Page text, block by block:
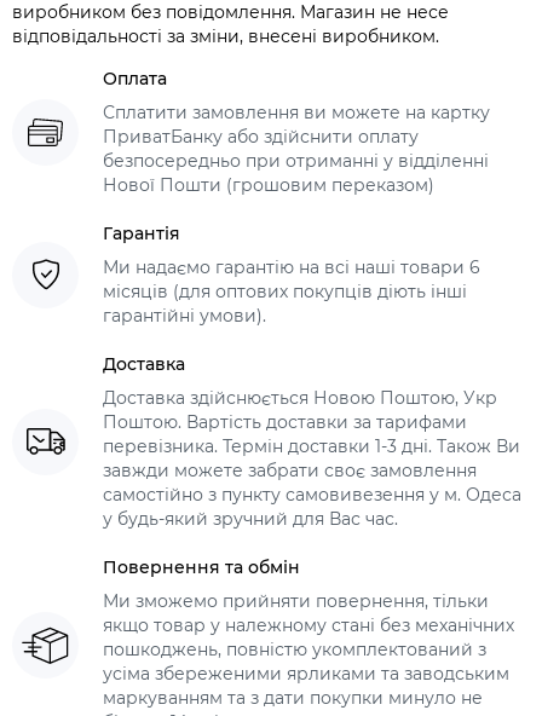
виробником без повідомлення. Магазин не несе
відповідальності за зміни, внесені виробником.
Оплата
Сплатити замовлення ви можете на картку
ПриватБанку або здійснити оплату
безпосередньо при отриманні у відділенні
Нової Пошти (грошовим переказом)
Гарантія
Ми надаємо гарантію на всі наші товари 6
місяців (для оптових покупців діють інші
гарантійні умови).
Доставка
Доставка здійснюється Новою Поштою, Укр
Поштою. Вартість доставки за тарифами
перевізника. Термін доставки 1-3 дні. Також Ви
завжди можете забрати своє замовлення
самостійно з пункту самовивезення у м. Одеса
у будь-який зручний для Вас час.
Повернення та обмін
Ми зможемо прийняти повернення, тільки
якщо товар у належному стані без механічних
пошкоджень, повністю укомплектований з
усіма збереженими ярликами та заводським
маркуванням та з дати покупки минуло не